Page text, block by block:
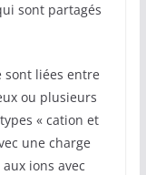
sont partagés
sont liées entre
ou plusieurs
« cation et
une charge
ions avec